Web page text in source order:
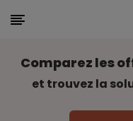
Comparez les
et trouvez la